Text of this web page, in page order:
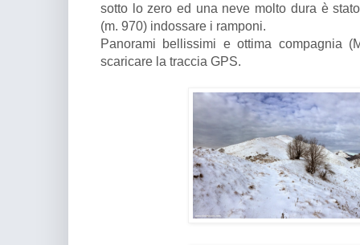
sotto lo zero ed una neve molto dura è
(m. 970) indossare i ramponi.
Panorami bellissimi e ottima compagnia
scaricare la traccia GPS.